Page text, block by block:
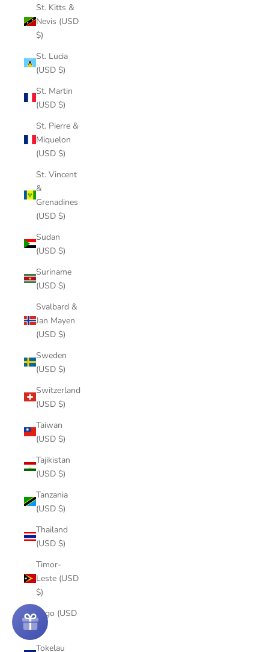
St. Kitts &
Nevis (USD
$)
St. Lucia
(USD $)
St. Martin
(USD $)
St. Pierre &
Miquelon
(USD $)
St. Vincent
&
Grenadines
(USD $)
Sudan
(USD $)
Suriname
(USD $)
Svalbard &
Jan Mayen
(USD $)
Sweden
(USD $)
Switzerland
(USD $)
Taiwan
(USD $)
Tajikistan
(USD $)
Tanzania
(USD $)
Thailand
(USD $)
Timor-
Leste (USD
$)
Togo (USD
$)
Tokelau